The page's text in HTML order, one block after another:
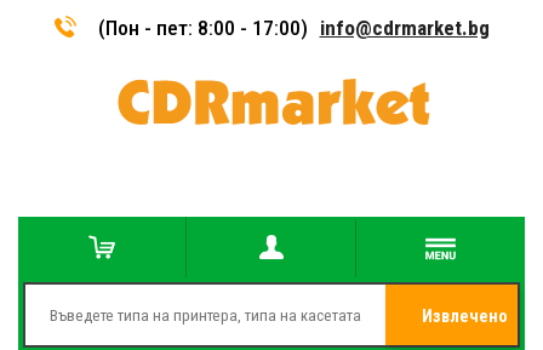
(Пон - пет: 8:00 - 17:00) info@cdrmarket.bg
Извлечено